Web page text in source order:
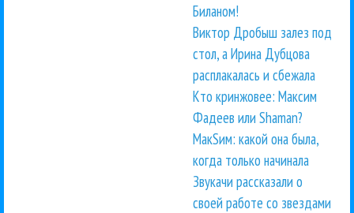
Биланом!
Виктор Дробыш залез под
стол, а Ирина Дубцова
расплакалась и сбежала
Кто кринжовее: Максим
Фадеев или Shaman?
МакSим: какой она была,
когда только начинала
Звукачи рассказали о
своей работе со звездами